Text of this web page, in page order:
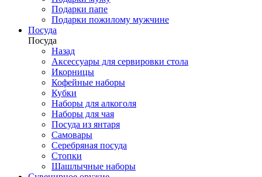
Подарки папе
Подарки пожилому мужчине
Посуда
Посуда
Назад
Аксессуары для сервировки стола
Икорницы
Кофейные наборы
Кубки
Наборы для алкоголя
Наборы для чая
Посуда из янтаря
Самовары
Серебряная посуда
Стопки
Шашлычные наборы